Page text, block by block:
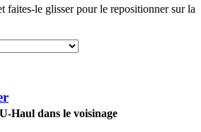
faites-le glisser pour le repositionner sur la
Haul dans le voisinage